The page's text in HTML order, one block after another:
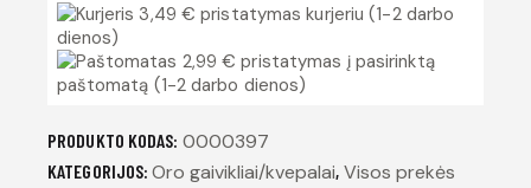
3,49 € pristatymas kurjeriu (1-2 darbo
dienos)
2,99 € pristatymas į pasirinktą
paštomatą (1-2 darbo dienos)
PRODUKTO KODAS: 0000397
KATEGORIJOS:Oro gaivikliai/kvepalai, Visos prekės